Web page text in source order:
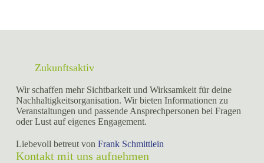
Zukunftsaktiv
Wir schaffen mehr Sichtbarkeit und Wirksamkeit für deine
Nachhaltigkeitsorganisation. Wir bieten Informationen zu
Veranstaltungen und passende Ansprechpersonen bei Fragen
oder Lust auf eigenes Engagement.
Liebevoll betreut von Frank Schmittlein
Kontakt mit uns aufnehmen